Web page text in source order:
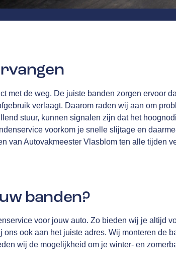
met de weg. De juiste banden zorgen ervoor
verlaagt. Daarom raden wij aan om
stuur, kunnen signalen zijn dat het
voorkom je snelle slijtage en
van Autovakmeester Vlasblom ten alle tijden
banden?
voor jouw auto. Zo bieden wij je altijd
ook aan het juiste adres. Wij monteren de
wij de mogelijkheid om je winter- en